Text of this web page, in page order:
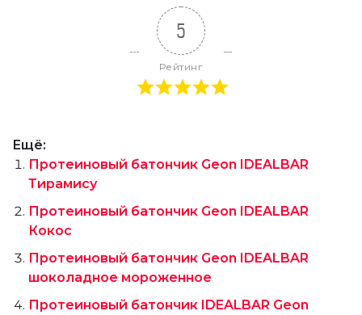
5
Рейтинг
Ещё:
Протеиновый батончик Geon IDEALBAR
Тирамису
Протеиновый батончик Geon IDEALBAR
Кокос
Протеиновый батончик Geon IDEALBAR
шоколадное мороженное
Протеиновый батончик IDEALBAR Geon